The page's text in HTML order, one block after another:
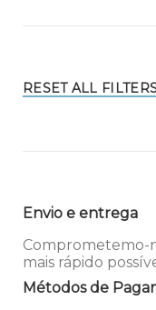
RESET ALL
Envio e entrega
Comprometemo-
mais rápido
Métodos de